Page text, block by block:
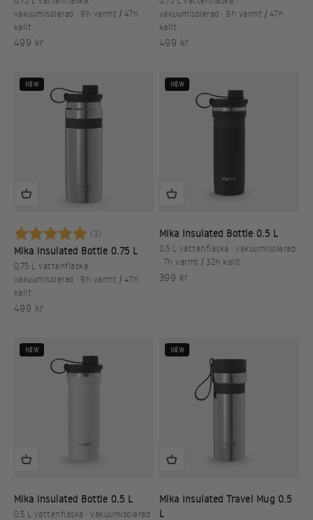
vakuumisolerad · 9h varmt / 47h
kallt
REA-pris
499 kr
vakuumisolerad · 9h varmt / 47h
kallt
REA-pris
499 kr
NEW
Betyg: (3)
5.0 utav 5 stjärnor
Mika Insulated Bottle 0.75 L
0,75 L vattenflaska ·
vakuumisolerad · 9h varmt / 47h
kallt
REA-pris
499 kr
NEW
Mika Insulated Bottle 0.5 L
0,5 L vattenflaska · vakuumisolerad
· 7h varmt / 32h kallt
REA-pris
399 kr
NEW
Mika Insulated Bottle 0.5 L
0,5 L vattenflaska · vakuumisolerad
NEW
Mika Insulated Travel Mug 0.5
L